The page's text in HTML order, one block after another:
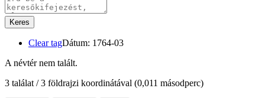
Keres
Clear tagDátum: 1764-03
A névtér nem talált.
3 találat / 3 földrajzi koordinátával (0,011 másodperc)